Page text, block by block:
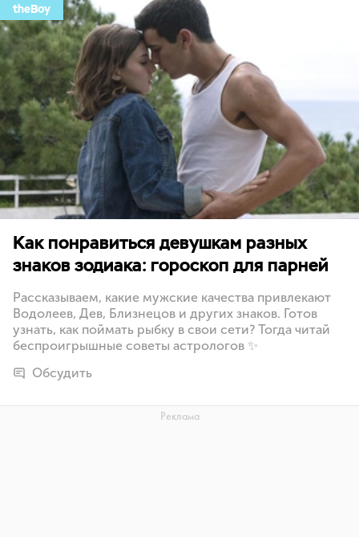
theBoy
Как понравиться девушкам разных
знаков зодиака: гороскоп для парней
Рассказываем, какие мужские качества привлекают
Водолеев, Дев, Близнецов и других знаков. Готов
узнать, как поймать рыбку в свои сети? Тогда читай
беспроигрышные советы астрологов ✨
Обсудить